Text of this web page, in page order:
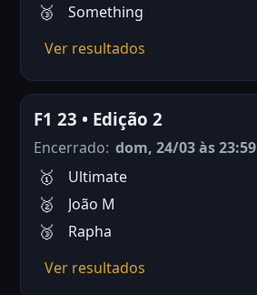
Something
Ver resultados
F1 23 • Edição 2
Encerrado: dom, 24/03 às 23:59
Ultimate
João M
Rapha
Ver resultados